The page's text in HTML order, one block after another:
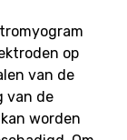
op
van de
van de
worden